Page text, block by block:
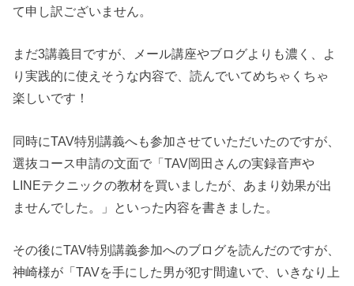
て申し訳ございません。
まだ3講義目ですが、メール講座やブログよりも濃く、よ
り実践的に使えそうな内容で、読んでいてめちゃくちゃ
楽しいです！
同時にTAV特別講義へも参加させていただいたのですが、
選抜コース申請の文面で「TAV岡田さんの実録音声や
LINEテクニックの教材を買いましたが、あまり効果が出
ませんでした。」といった内容を書きました。
その後にTAV特別講義参加へのブログを読んだのですが、
神崎様が「TAVを手にした男が犯す間違いで、いきなり上